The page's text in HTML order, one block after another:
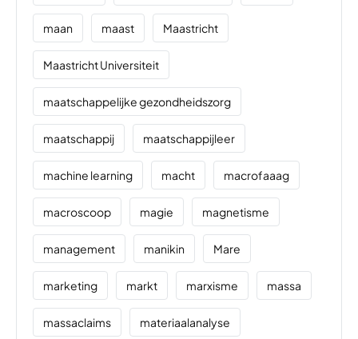
maan maast Maastricht
Maastricht Universiteit
maatschappelijke gezondheidszorg
maatschappij maatschappijleer
machine learning macht macrofaaag
macroscoop magie magnetisme
management manikin Mare
marketing markt marxisme massa
massaclaims materiaalanalyse